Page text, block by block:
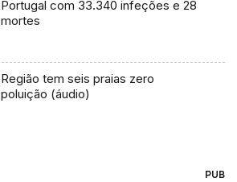
Portugal com 33.340 infeções e 28
mortes
Região tem seis praias zero
poluição (áudio)
PUB